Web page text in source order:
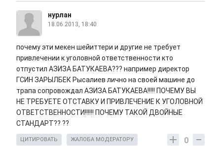
нурлан
18.06.2013, 18:40
почему эти мекен шейиттери и другие не требует
привлечении к уголовной ответственности кто
отпустил АЗИЗА БАТУКАЕВА??? например директор
ГСИН ЗАРЫЛБЕК Рысалиев лично на своей машине до
трапа сопровождал АЗИЗА БАТУКАЕВА!!!!! ПОЧЕМУ ВЫ
НЕ ТРЕБУЕТЕ ОТСТАВКУ И ПРИВЛЕЧЕНИЕ К УГОЛОВНОЙ
ОТВЕТСТВЕННОСТИ!!!!!! ПОЧЕМУ ТАКОЙ ДВОЙНЫЕ
СТАНДАРТ?? ??
0
ЦИТИРОВАТЬ ЖАЛОБА МОДЕРАТОРУ